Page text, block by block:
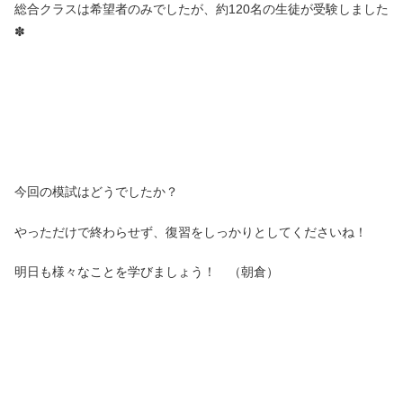
総合クラスは希望者のみでしたが、約120名の生徒が受験しました
✽
今回の模試はどうでしたか？
やっただけで終わらせず、復習をしっかりとしてくださいね！
明日も様々なことを学びましょう！ （朝倉）